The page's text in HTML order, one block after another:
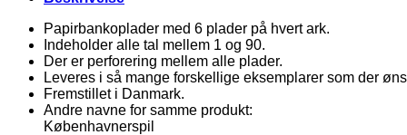
Papirbankoplader med 6 plader på hvert ark.
Indeholder alle tal mellem 1 og 90.
Der er perforering mellem alle plader.
Leveres i så mange forskellige eksemplarer som der
Fremstillet i Danmark.
Andre navne for samme produkt:
Københavnerspil